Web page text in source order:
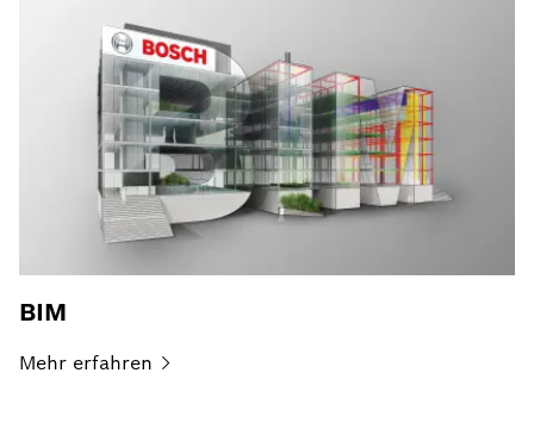
BIM
Mehr erfahren